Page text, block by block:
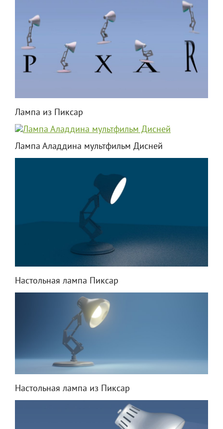
Лампа из Пиксар
Лампа Аладдина мультфильм Дисней
Настольная лампа Пиксар
Настольная лампа из Пиксар